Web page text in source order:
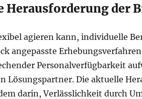
Herausforderung der
agieren kann, individuelle
angepasste
Personalverfügbarkeit
Lösungspartner. Die aktuelle
darin, Verlässlichkeit durch